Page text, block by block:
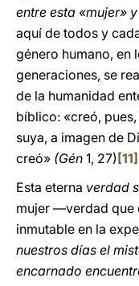
entre esta «mujer»
aquí de todos y
género humano, en
generaciones, se
de la humanidad
bíblico: «creó,
suya, a imagen de
creó» (Gén 1, 27) [11]
Esta eterna verdad
mujer —verdad que
inmutable en la
nuestros días el
encarnado